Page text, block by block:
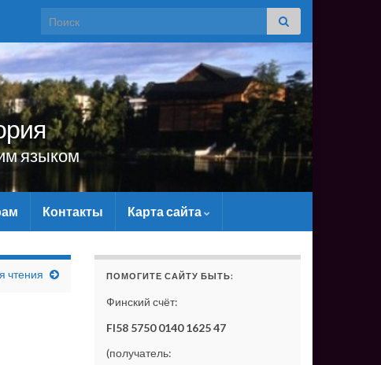
Search for:
языком
Контакты Карта сайта
чтения ПОМОГИТЕ САЙТУ БЫТЬ:
Финский счёт:
FI58 5750 0140 1625 47
(получатель: